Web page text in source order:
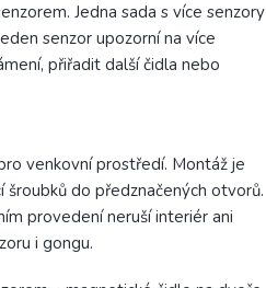
Jedna sada s více senzory
senzor upozorní na více
přiřadit další čidla nebo
venkovní prostředí. Montáž je
do předznačených otvorů.
provedení neruší interiér ani
i gongu.